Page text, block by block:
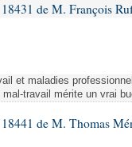
de M. François
et maladies
mal-travail mérite un vrai
de M. Thomas